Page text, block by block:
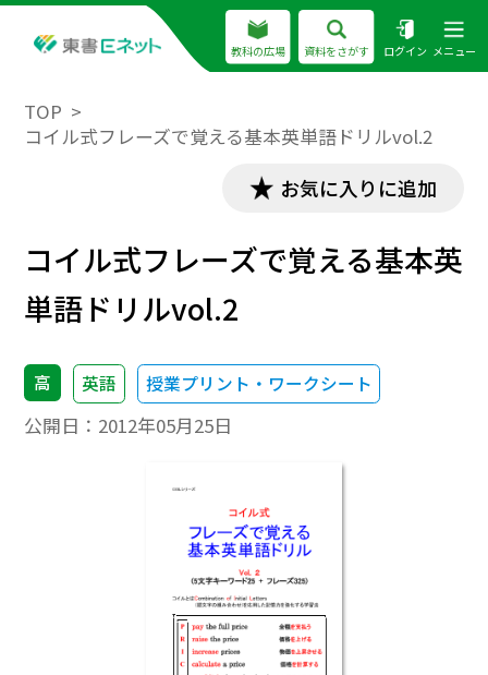
教科の広場 資料をさがす ログイン メニュー
TOP
コイル式フレーズで覚える基本英単語ドリルvol.2
お気に入りに追加
コイル式フレーズで覚える基本英
単語ドリルvol.2
高 英語 授業プリント・ワークシート
公開日： 2012年05月25日